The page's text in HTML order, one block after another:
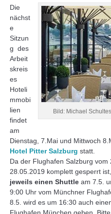
Bild: Michael
Die
nächst
e
Sitzun
g des
Arbeit
skreis
es
Hoteli
mmobi
lien
findet
am
Dienstag, 7.Mai und Mittwoch
Hotel Pitter Salzburg statt.
Da der Flughafen Salzburg vom
28.05.2019 komplett gesperrt
jeweils einen Shuttle am 7.5.
9:00 Uhr vom Münchner
8.5. wird es um 16:30 auch